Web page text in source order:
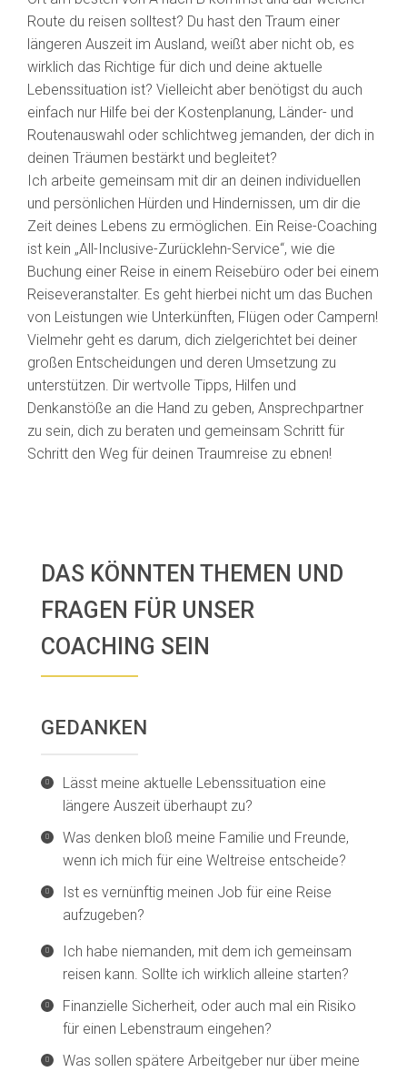
Route du reisen solltest? Du hast den Traum einer
längeren Auszeit im Ausland, weißt aber nicht ob, es
wirklich das Richtige für dich und deine aktuelle
Lebenssituation ist? Vielleicht aber benötigst du auch
einfach nur Hilfe bei der Kostenplanung, Länder- und
Routenauswahl oder schlichtweg jemanden, der dich in
deinen Träumen bestärkt und begleitet?
Ich arbeite gemeinsam mit dir an deinen individuellen
und persönlichen Hürden und Hindernissen, um dir die
Zeit deines Lebens zu ermöglichen. Ein Reise-Coaching
ist kein „All-Inclusive-Zurücklehn-Service“, wie die
Buchung einer Reise in einem Reisebüro oder bei einem
Reiseveranstalter. Es geht hierbei nicht um das Buchen
von Leistungen wie Unterkünften, Flügen oder Campern!
Vielmehr geht es darum, dich zielgerichtet bei deiner
großen Entscheidungen und deren Umsetzung zu
unterstützen. Dir wertvolle Tipps, Hilfen und
Denkanstöße an die Hand zu geben, Ansprechpartner
zu sein, dich zu beraten und gemeinsam Schritt für
Schritt den Weg für deinen Traumreise zu ebnen!
DAS KÖNNTEN THEMEN UND
FRAGEN FÜR UNSER
COACHING SEIN
GEDANKEN
Lässt meine aktuelle Lebenssituation eine
längere Auszeit überhaupt zu?
Was denken bloß meine Familie und Freunde,
wenn ich mich für eine Weltreise entscheide?
Ist es vernünftig meinen Job für eine Reise
aufzugeben?
Ich habe niemanden, mit dem ich gemeinsam
reisen kann. Sollte ich wirklich alleine starten?
Finanzielle Sicherheit, oder auch mal ein Risiko
für einen Lebenstraum eingehen?
Was sollen spätere Arbeitgeber nur über meine